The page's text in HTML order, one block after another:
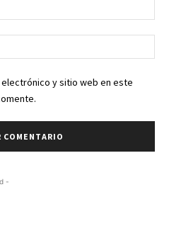
y sitio web en este
-